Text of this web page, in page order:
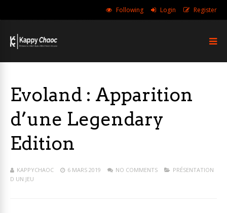
Following Login Register
Evoland : Apparition
d’une Legendary
Edition
KAPPYCHAOC 6 MARS 2019 NO COMMENTS
PRÉSENTATION
D UN JEU